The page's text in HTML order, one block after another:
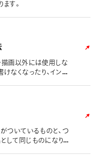
す。
なくなったり、インキ
衝撃などで書けなく
書きを続けてくださ
い場合や乾燥に時間が
必ずペン先の汚れを拭
ださい。 高温の場所
ついているものと、つ
して同じものになりま